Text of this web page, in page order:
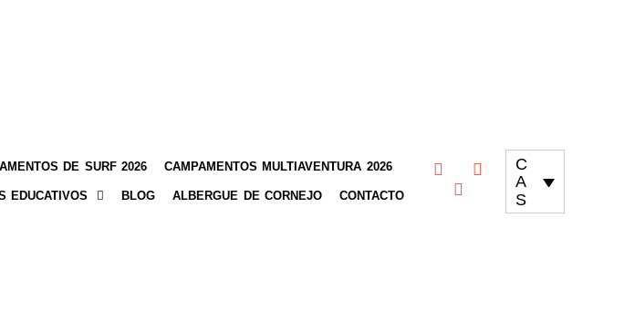
DE SURF 2026 CAMPAMENTOS MULTIAVENTURA 2026
EDUCATIVOS BLOG ALBERGUE DE CORNEJO CONTACTO
C
A
S